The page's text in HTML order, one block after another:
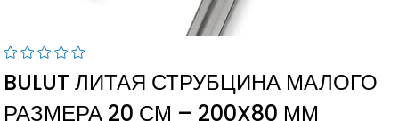
BULUT ЛИТАЯ СТРУБЦИНА МАЛОГО
РАЗМЕРА 20 СМ – 200X80 ММ